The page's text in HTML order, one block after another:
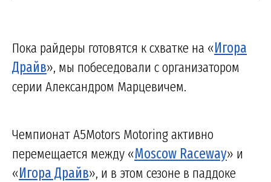
Пока райдеры готовятся к схватке на «Игора
Драйв», мы побеседовали с организатором
серии Александром Марцевичем.
Чемпионат A5Motors Motoring активно
перемещается между «Moscow Raceway» и
«Игора Драйв», и в этом сезоне в паддоке